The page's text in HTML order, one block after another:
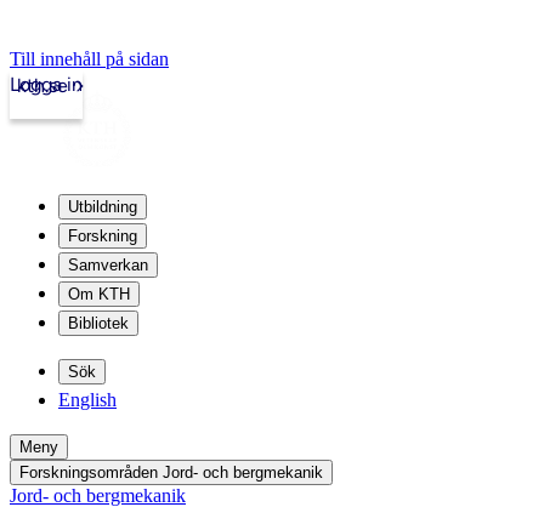
Till innehåll på sidan
kth.se
Logga in
Utbildning
Forskning
Samverkan
Om KTH
Bibliotek
Sök
English
Meny
Forskningsområden Jord- och bergmekanik
Jord- och bergmekanik